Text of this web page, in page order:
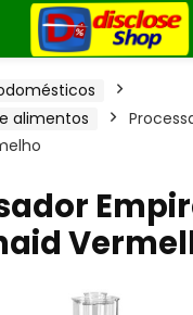
alimentos